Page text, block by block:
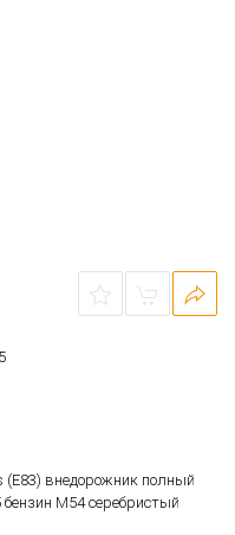
(E83) внедорожник полный
M54 серебристый